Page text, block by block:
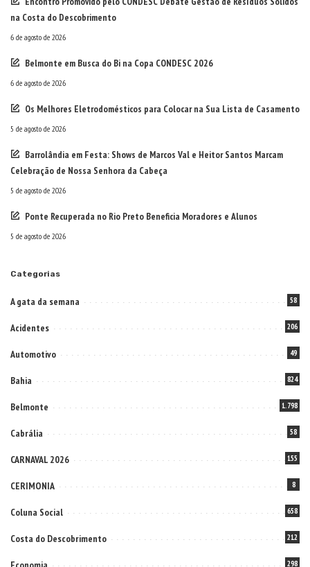
na Costa do Descobrimento
6 de agosto de 2026
Belmonte em Busca do Bi na Copa CONDESC 2026
6 de agosto de 2026
Os Melhores Eletrodomésticos para Colocar na Sua Lista de Casamento
5 de agosto de 2026
Barrolândia em Festa: Shows de Marcos Val e Heitor Santos Marcam
Celebração de Nossa Senhora da Cabeça
5 de agosto de 2026
Ponte Recuperada no Rio Preto Beneficia Moradores e Alunos
5 de agosto de 2026
Categorias
A gata da semana 58
Acidentes 206
Automotivo 49
Bahia 824
Belmonte 1.798
Cabrália 58
CARNAVAL 2026 155
CERIMONIA 8
Coluna Social 658
Costa do Descobrimento 212
298